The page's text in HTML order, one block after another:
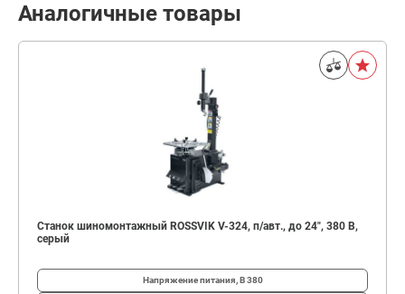
Аналогичные товары
Станок шиномонтажный ROSSVIK V-324, п/авт., до 24", 380 В,
серый
Напряжение питания, В380